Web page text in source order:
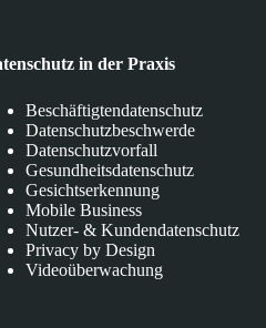
in der Praxis
Beschäftigtendatenschutz
Datenschutzbeschwerde
Datenschutzvorfall
Gesundheitsdatenschutz
Gesichtserkennung
Mobile Business
Nutzer- & Kundendatenschutz
Privacy by Design
Videoüberwachung